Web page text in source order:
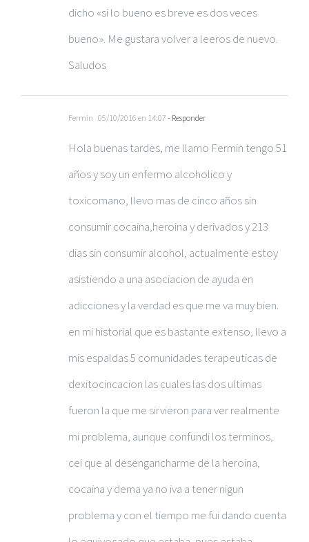
dicho «si lo bueno es breve es dos veces
bueno». Me gustara volver a leeros de nuevo.
Saludos
Fermin 05/10/2016 en 14:07 - Responder
Hola buenas tardes, me llamo Fermin tengo 51
años y soy un enfermo alcoholico y
toxicomano, llevo mas de cinco años sin
consumir cocaina,heroina y derivados y 213
dias sin consumir alcohol, actualmente estoy
asistiendo a una asociacion de ayuda en
adicciones y la verdad es que me va muy bien.
en mi historial que es bastante extenso, llevo a
mis espaldas 5 comunidades terapeuticas de
dexitocincacion las cuales las dos ultimas
fueron la que me sirvieron para ver realmente
mi problema, aunque confundi los terminos,
cei que al desengancharme de la heroina,
cocaina y dema ya no iva a tener nigun
problema y con el tiempo me fui dando cuenta